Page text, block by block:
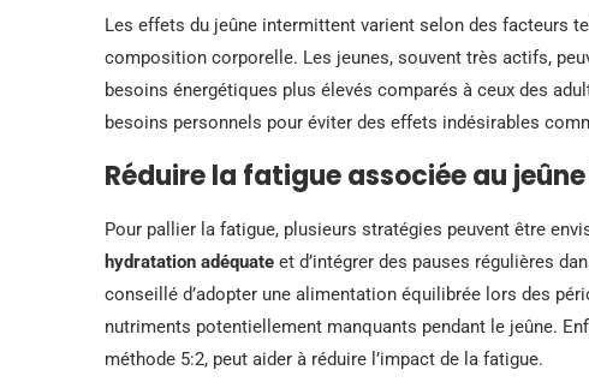
Les effets du jeûne intermittent varient selon des facteurs
composition corporelle. Les jeunes, souvent très actifs,
besoins énergétiques plus élevés comparés à ceux des
besoins personnels pour éviter des effets indésirables
Réduire la fatigue associée au
Pour pallier la fatigue, plusieurs stratégies peuvent être
hydratation adéquate et d’intégrer des pauses régulières
conseillé d’adopter une alimentation équilibrée lors des
nutriments potentiellement manquants pendant le jeûne.
méthode 5:2, peut aider à réduire l’impact de la fatigue.